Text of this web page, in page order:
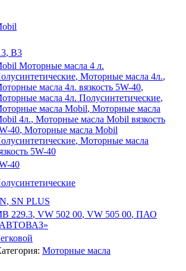
, B3
Моторные масла 4 л.
, Моторные масла 4л.,
масла 4л. вязкость 5W-40,
масла 4л. Полусинтетические,
масла Mobil, Моторные масла
4л., Моторные масла Mobil вязкость
40, Моторные масла Mobil
, Моторные масла
5W-40
40
, SN PLUS
229.3, VW 502 00, VW 505 00, ПАО
Моторные масла